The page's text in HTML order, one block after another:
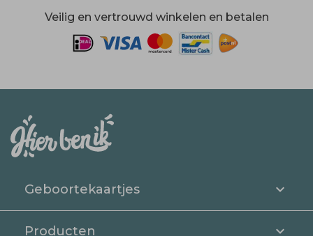
Veilig en vertrouwd winkelen en betalen
Geboortekaartjes
Producten